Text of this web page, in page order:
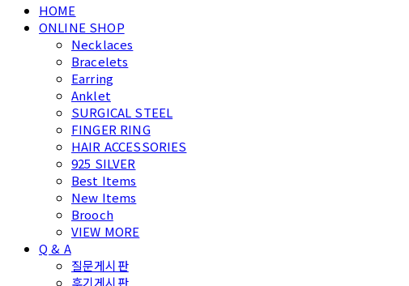
HOME
ONLINE SHOP
Necklaces
Bracelets
Earring
Anklet
SURGICAL STEEL
FINGER RING
HAIR ACCESSORIES
925 SILVER
Best Items
New Items
Brooch
VIEW MORE
Q & A
질문게시판
후기게시판